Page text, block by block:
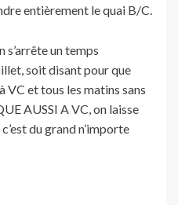
entièrement le quai B/C.
s’arrête un temps
soit disant pour que
VC et tous les matins sans
AUSSI A VC, on laisse
du grand n’importe